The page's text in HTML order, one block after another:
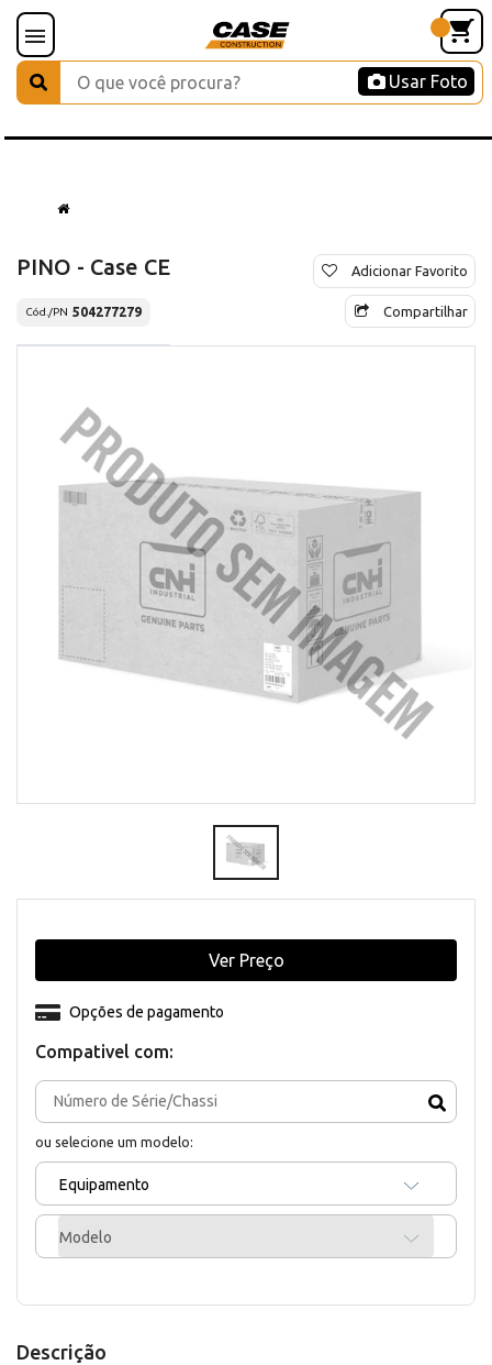
Usar Foto
PINO - Case CE
Cód./PN 504277279
Adicionar Favorito
Compartilhar
Compativel com:
ou selecione um modelo:
Equipamento
Modelo
Opções de pagamento
Ver Preço
Descrição